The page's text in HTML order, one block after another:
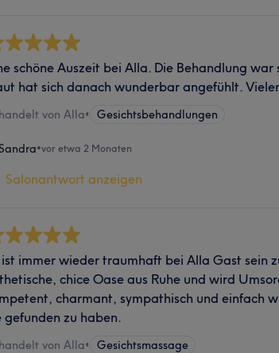
schöne Auszeit bei Alla. Die Behandlung
hat sich danach wunderbar angefühlt.
von Alla• Gesichtsbehandlungen
•vor etwa 2 Monaten
Salonantwort anzeigen
ist immer wieder traumhaft bei Alla Gast sein
chice Oase aus Ruhe und wird
charmant, sympathisch und einfach
gefunden zu haben.
von Alla• Gesichtsmassage